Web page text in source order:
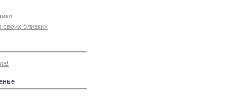
своих близких